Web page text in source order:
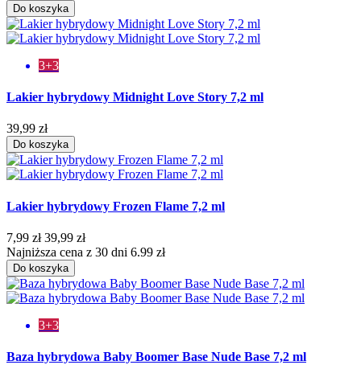
Do koszyka
3+3
Lakier hybrydowy Midnight Love Story 7,2 ml
39,99 zł
Do koszyka
Lakier hybrydowy Frozen Flame 7,2 ml
7,99 zł39,99 zł
Najniższa cena z 30 dni 6.99 zł
Do koszyka
3+3
Baza hybrydowa Baby Boomer Base Nude Base 7,2 ml